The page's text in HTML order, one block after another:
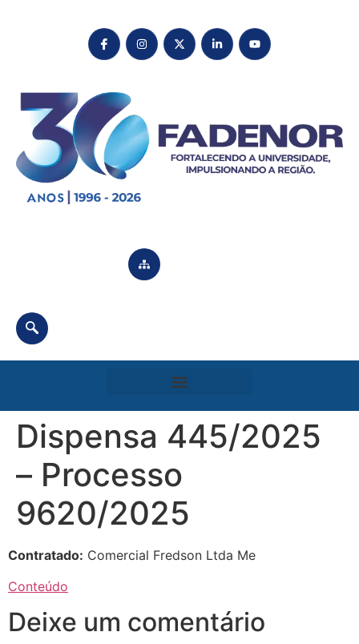
Dispensa 445/2025
– Processo
9620/2025
Contratado: Comercial Fredson Ltda Me
Conteúdo
Deixe um comentário